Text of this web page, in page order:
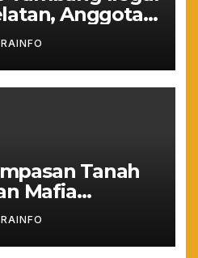
Anggota
Resmi
Tanah
Mafia
Bermain